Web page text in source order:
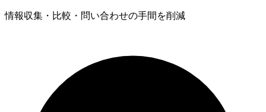
情報収集・比較・問い合わせの手間を削減